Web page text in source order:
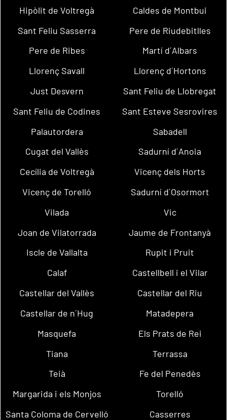
Hipòlit de Voltregà
Caldes de Montbui
Sant Feliu Sasserra
Pere de Riudebitlles
Pere de Ribes
Martí d´Albars
Llorenç Savall
Llorenç d´Hortons
Just Desvern
Sant Feliu de Llobregat
Sant Feliu de Codines
Sant Esteve Sesrovires
Palautordera
Sabadell
Cugat del Vallès
Sadurní d´Anoia
Cecília de Voltregà
Vicenç dels Horts
Vicenç de Torelló
Sadurní d´Osormort
Vilada
Vic
Joan de Vilatorrada
Jaume de Frontanyà
Iscle de Vallalta
Rupit i Pruit
Calaf
Castellbell i el Vilar
Castellar del Vallès
Castellar del Riu
Castellar de n´Hug
Matadepera
Masquefa
Els Prats de Rei
Tiana
Terrassa
Teià
Fe del Penedès
Margarida i els Monjos
Torelló
Santa Coloma de Cervelló
Casserres